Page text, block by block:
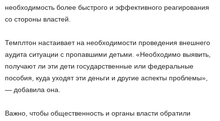
необходимость более быстрого и эффективного реагирования
со стороны властей.
Темплтон настаивает на необходимости проведения внешнего
аудита ситуации с пропавшими детьми. «Необходимо выявить,
получают ли эти дети государственные или федеральные
пособия, куда уходят эти деньги и другие аспекты проблемы»,
— добавила она.
Важно, чтобы общественность и органы власти обратили